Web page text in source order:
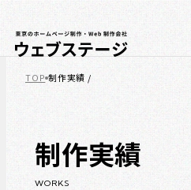
制作実績
WORKS
TOP 制作実績 /